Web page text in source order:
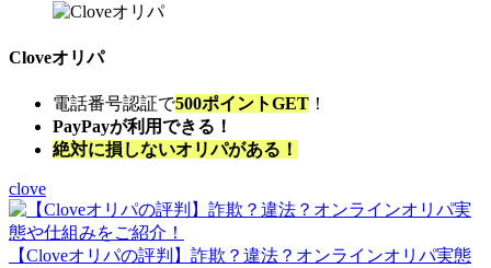
Cloveオリパ
電話番号認証で500ポイントGET ！
PayPayが利用できる！
絶対に損しないオリパがある！
clove
【Cloveオリパの評判】詐欺？違法？オンラインオリパ実態